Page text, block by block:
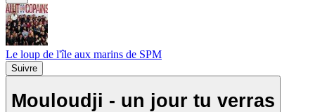
Le loup de l'île aux marins de SPM
Suivre
Mouloudji - un jour tu verras